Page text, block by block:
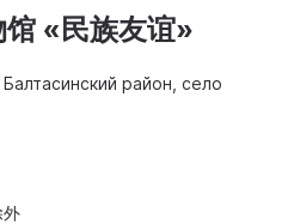
«民族友谊»
район, село